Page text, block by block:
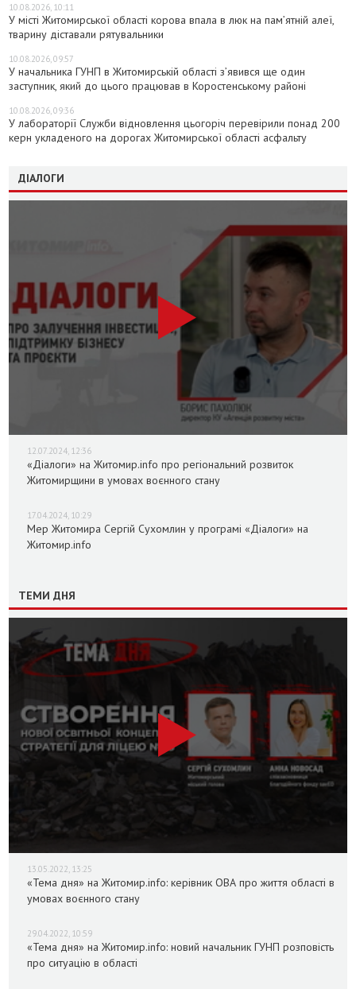
10.08.2026, 10:11
У місті Житомирської області корова впала в люк на пам’ятній алеї,
тварину діставали рятувальники
10.08.2026, 09:57
У начальника ГУНП в Житомирській області з’явився ще один
заступник, який до цього працював в Коростенському районі
10.08.2026, 09:36
У лабораторії Служби відновлення цьогоріч перевірили понад 200
керн укладеного на дорогах Житомирської області асфальту
ДІАЛОГИ
12.07.2024, 12:36
«Діалоги» на Житомир.info про регіональний розвиток
Житомирщини в умовах воєнного стану
17.04.2024, 10:29
Мер Житомира Сергій Сухомлин у програмі «Діалоги» на
Житомир.info
ТЕМИ ДНЯ
13.05.2022, 13:25
«Тема дня» на Житомир.info: керівник ОВА про життя області в
умовах воєнного стану
29.04.2022, 10:59
«Тема дня» на Житомир.info: новий начальник ГУНП розповість
про ситуацію в області